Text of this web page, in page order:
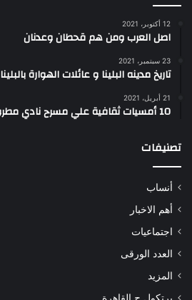
12 أكتوبر، 2021
اصل العرب ومن هم قحطان وعدنان
23 سبتمبر، 2021
تاريخ مدينه البلينا و عائلات الهوارة بالبلينا
21 أبريل، 2021
10 أمسيات ثقافية علي مسرح نادي مطروح الإجتماعي في رمضان
تصنيفات
أنساب
أهم الاخبار
اجتماعيات
العدد الورقى
المزيد